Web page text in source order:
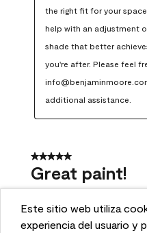
This website uses
Este sitio web utiliza
experiencia del usuario y
the right fit for your
help with an adjustment
shade that better
you're after. Please feel
additional assistance.
5 out of 5 stars.
Great paint!
CA313